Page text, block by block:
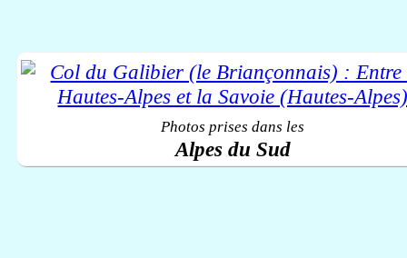
Photos prises dans les
Alpes du Sud